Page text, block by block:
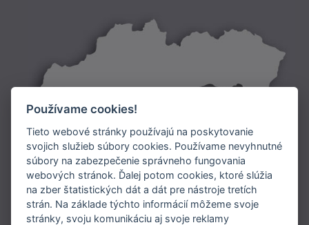
Doprava:
Platba:
Používame cookies!
Tieto webové stránky používajú na poskytovanie
svojich služieb súbory cookies. Používame nevyhnutné
súbory na zabezpečenie správneho fungovania
webových stránok. Ďalej potom cookies, ktoré slúžia
na zber štatistických dát a dát pre nástroje tretích
strán. Na základe týchto informácií môžeme svoje
stránky, svoju komunikáciu aj svoje reklamy